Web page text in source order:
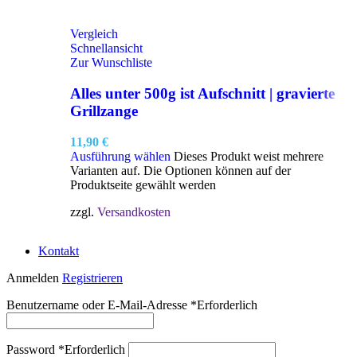
Vergleich
Schnellansicht
Zur Wunschliste
Alles unter 500g ist Aufschnitt | gravierte
Grillzange
11,90 €
Ausführung wählen Dieses Produkt weist mehrere
Varianten auf. Die Optionen können auf der
Produktseite gewählt werden
zzgl. Versandkosten
Kontakt
Anmelden Registrieren
Benutzername oder E-Mail-Adresse *Erforderlich
Password *Erforderlich